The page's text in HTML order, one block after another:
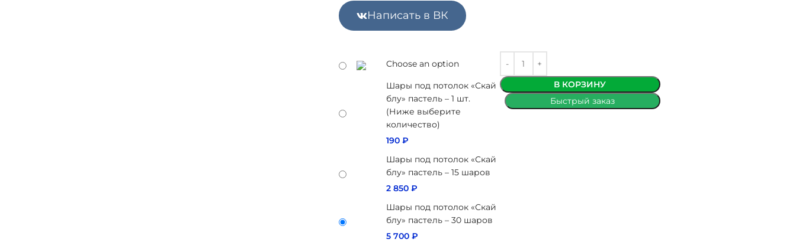
Написать в ВК
Choose an option
Шары под потолок «Скай
блу» пастель – 1 шт.
(Ниже выберите
количество)
190₽
Шары под потолок «Скай
блу» пастель – 15 шаров
2 850₽
Шары под потолок «Скай
блу» пастель – 30 шаров
5 700₽
В КОРЗИНУ
Быстрый заказ